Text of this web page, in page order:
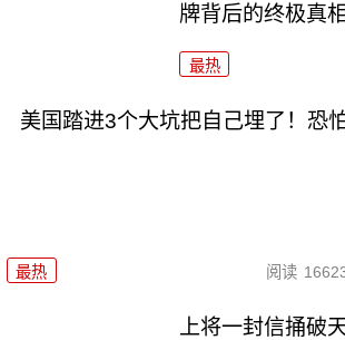
牌背后的终极真相
最热
美国踏进3个大坑把自己埋了！恐
最热 阅读
上将一封信捅破